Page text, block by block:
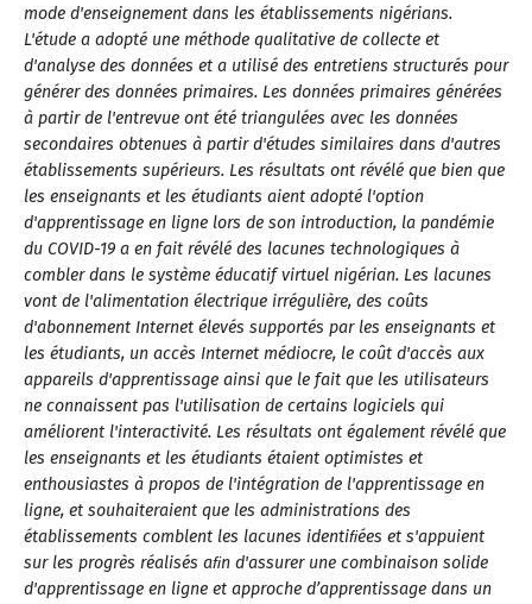
mode d'enseignement dans les établissements nigérians.
L'étude a adopté une méthode qualitative de collecte et
d'analyse des données et a utilisé des entretiens structurés pour
générer des données primaires. Les données primaires générées
à partir de l'entrevue ont été triangulées avec les données
secondaires obtenues à partir d'études similaires dans d'autres
établissements supérieurs. Les résultats ont révélé que bien que
les enseignants et les étudiants aient adopté l'option
d'apprentissage en ligne lors de son introduction, la pandémie
du COVID-19 a en fait révélé des lacunes technologiques à
combler dans le système éducatif virtuel nigérian. Les lacunes
vont de l'alimentation électrique irrégulière, des coûts
d'abonnement Internet élevés supportés par les enseignants et
les étudiants, un accès Internet médiocre, le coût d'accès aux
appareils d'apprentissage ainsi que le fait que les utilisateurs
ne connaissent pas l'utilisation de certains logiciels qui
améliorent l'interactivité. Les résultats ont également révélé que
les enseignants et les étudiants étaient optimistes et
enthousiastes à propos de l'intégration de l'apprentissage en
ligne, et souhaiteraient que les administrations des
établissements comblent les lacunes identiﬁées et s'appuient
sur les progrès réalisés aﬁn d'assurer une combinaison solide
d'apprentissage en ligne et approche d’apprentissage dans un